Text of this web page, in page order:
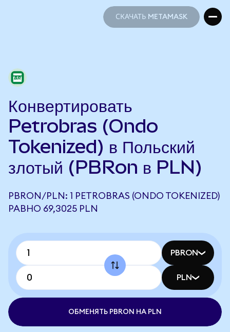
СКАЧАТЬ METAMASK
Конвертировать
Petrobras (Ondo
Tokenized) в Польский
злотый (PBRon в PLN)
PBRON/PLN: 1 PETROBRAS (ONDO TOKENIZED)
РАВНО 69,3025 PLN
PBRON
PLN
ОБМЕНЯТЬ PBRON НА PLN